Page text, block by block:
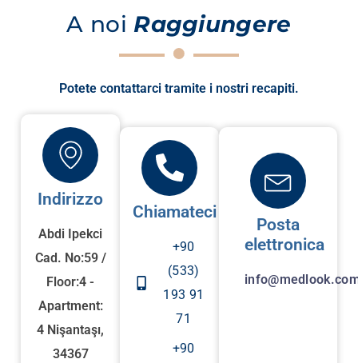
A noi Raggiungere
Potete contattarci tramite i nostri recapiti.
Indirizzo
Abdi Ipekci
Cad. No:59 /
Floor:4 -
Apartment:
4 Nişantaşı,
34367
Chiamateci
+90
(533)
193 91
71
+90
Posta
elettronica